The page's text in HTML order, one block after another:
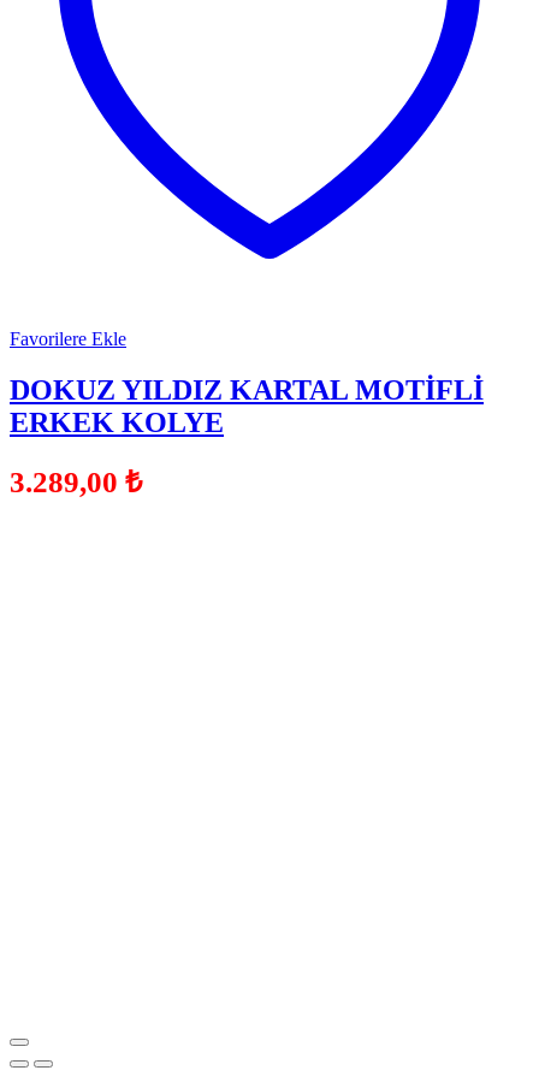
Favorilere Ekle
DOKUZ YILDIZ KARTAL MOTİFLİ
ERKEK KOLYE
3.289,00 ₺